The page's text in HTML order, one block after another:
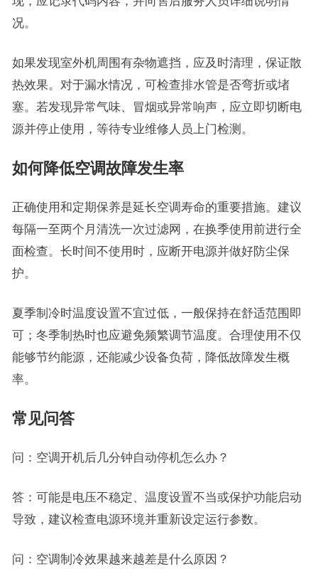
况。
如果发现室外机周围有杂物遮挡，应及时清理，保证散
热效果。对于漏水情况，可检查排水管是否弯折或堵
塞。若发现异常气味、冒烟或异常响声，应立即切断电
源并停止使用，等待专业维修人员上门检测。
如何降低空调故障发生率
正确使用和定期保养是延长空调寿命的重要措施。建议
每隔一至两个月清洗一次过滤网，在换季使用前进行全
面检查。长时间不使用时，应断开电源并做好防尘保
护。
夏季制冷时温度设置不宜过低，一般保持在舒适范围即
可；冬季制热时也应避免频繁调节温度。合理使用不仅
能够节约能源，还能减少设备负荷，降低故障发生概
率。
常见问答
问：空调开机后几分钟自动停机怎么办？
答：可能是电压不稳定、温度设置不当或保护功能启动
导致，建议检查电源环境并重新设定运行参数。
问：空调制冷效果越来越差是什么原因？